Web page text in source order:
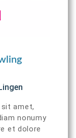
amet,
nonumy
et dolore